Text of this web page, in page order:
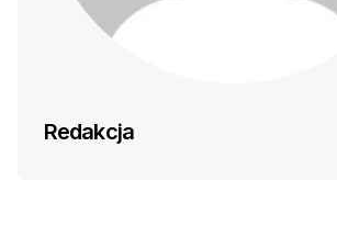
Redakcja